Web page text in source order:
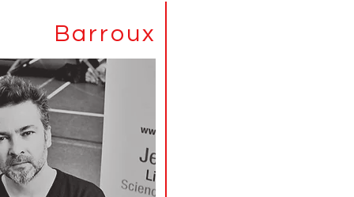
Barroux